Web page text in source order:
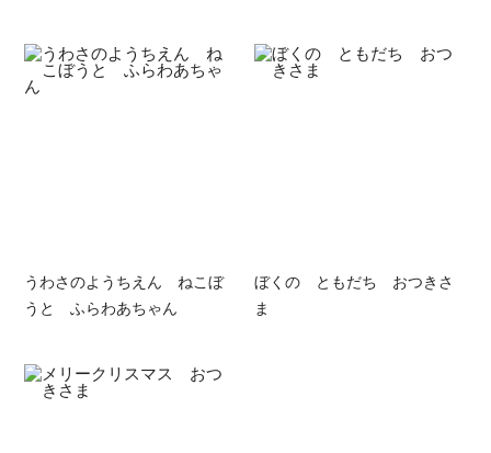
うわさのようちえん ねこぼ
うと ふらわあちゃん
ぼくの ともだち おつきさ
ま